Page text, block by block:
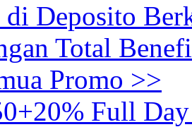
di Deposito
Total
Promo >>
Full